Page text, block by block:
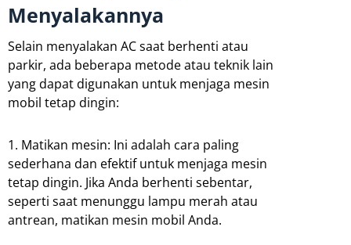
Menyalakannya
Selain menyalakan AC saat berhenti atau
parkir, ada beberapa metode atau teknik lain
yang dapat digunakan untuk menjaga mesin
mobil tetap dingin:
1. Matikan mesin: Ini adalah cara paling
sederhana dan efektif untuk menjaga mesin
tetap dingin. Jika Anda berhenti sebentar,
seperti saat menunggu lampu merah atau
antrean, matikan mesin mobil Anda.